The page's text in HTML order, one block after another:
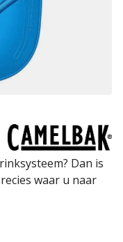
Dan is
waar u naar